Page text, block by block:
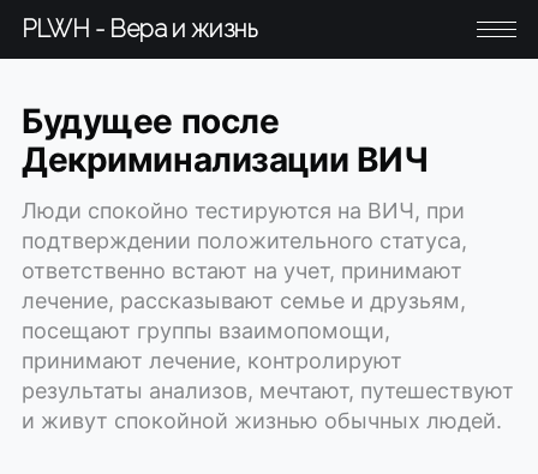
PLWH - Вера и жизнь
Будущее после
Декриминализации ВИЧ
Люди спокойно тестируются на ВИЧ, при
подтверждении положительного статуса,
ответственно встают на учет, принимают
лечение, рассказывают семье и друзьям,
посещают группы взаимопомощи,
принимают лечение, контролируют
результаты анализов, мечтают, путешествуют
и живут спокойной жизнью обычных людей.